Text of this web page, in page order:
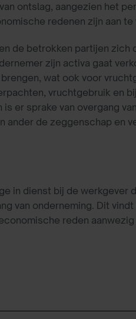
ontslag, aangezien het
redenen zijn aan te
de betrokken partijen zich
zijn activa gaat
wat ook voor
vruchtgebruik en
er sprake van overgang
ander de zeggenschap en
in dienst bij de werkgever
van onderneming. Dit vindt
reden